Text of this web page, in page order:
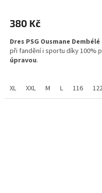
je
z
5
hvězdiček.
380 Kč
Dres PSG Ousmane Dembélé
při fandění i sportu díky 100%
úpravou.
všech velikostech od 116 až po
XL XXL M L 116